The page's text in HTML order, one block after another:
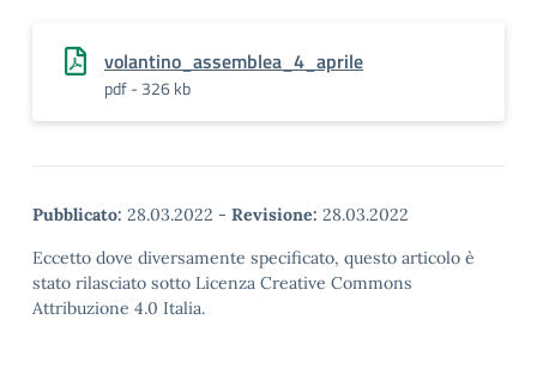
volantino_assemblea_4_aprile
pdf - 326 kb
Pubblicato: 28.03.2022 - Revisione: 28.03.2022
Eccetto dove diversamente specificato, questo articolo è
stato rilasciato sotto Licenza Creative Commons
Attribuzione 4.0 Italia.